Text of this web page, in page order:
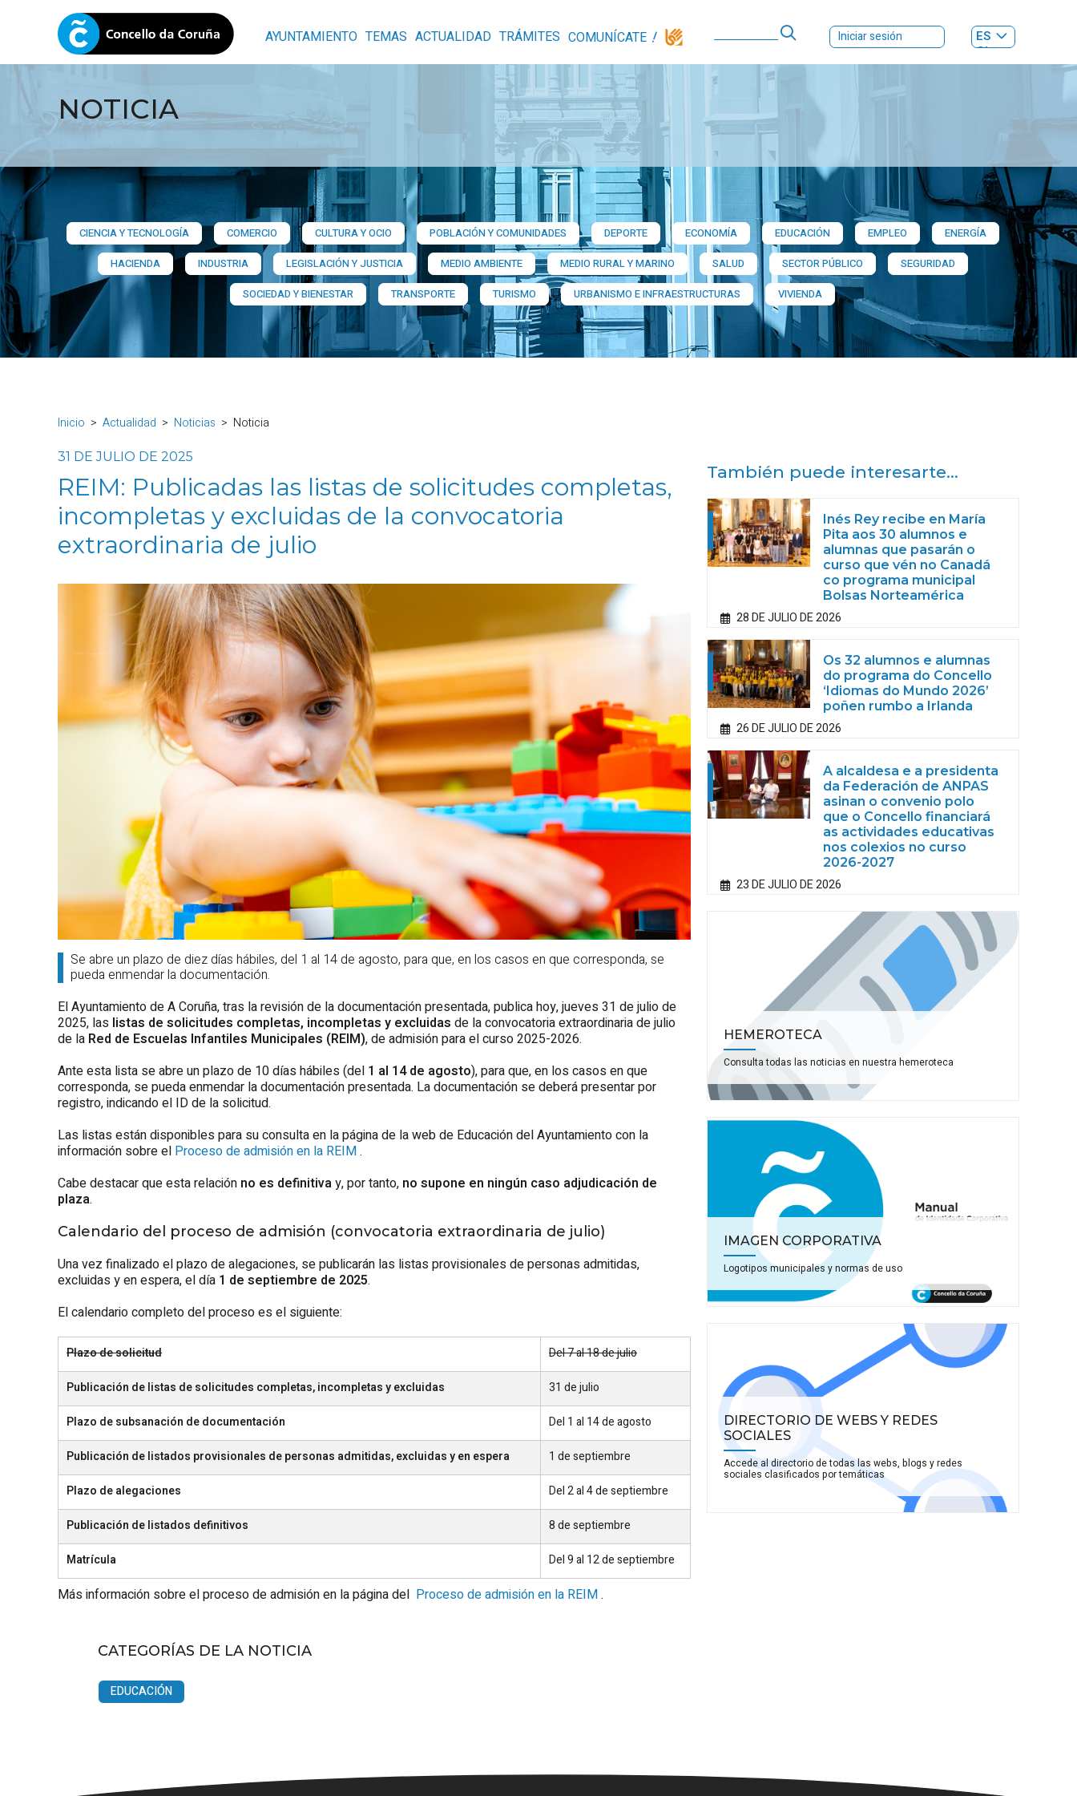
AYUNTAMIENTO TEMAS ACTUALIDAD TRÁMITES COMUNÍCATE Iniciar sesión
ES
GL
NOTICIA
CIENCIA Y TECNOLOGÍA COMERCIO CULTURA Y OCIO POBLACIÓN Y COMUNIDADES DEPORTE ECONOMÍA EDUCACIÓN EMPLEO
ENERGÍA
HACIENDA
INDUSTRIA LEGISLACIÓN Y JUSTICIA MEDIO AMBIENTE MEDIO RURAL Y MARINO SALUD SECTOR PÚBLICO
SEGURIDAD
SOCIEDAD Y BIENESTAR
TRANSPORTE TURISMO URBANISMO E INFRAESTRUCTURAS VIVIENDA
Inicio Actualidad Noticias Noticia
31 DE JULIO DE 2025
REIM: Publicadas las listas de solicitudes completas,
incompletas y excluidas de la convocatoria
extraordinaria de julio
Se abre un plazo de diez días hábiles, del 1 al 14 de agosto, para que, en los casos en que corresponda, se
pueda enmendar la documentación.
El Ayuntamiento de A Coruña, tras la revisión de la documentación presentada, publica hoy, jueves 31 de julio de
2025, las listas de solicitudes completas, incompletas y excluidas de la convocatoria extraordinaria de julio
de la Red de Escuelas Infantiles Municipales (REIM), de admisión para el curso 2025-2026.
Ante esta lista se abre un plazo de 10 días hábiles (del 1 al 14 de agosto), para que, en los casos en que
corresponda, se pueda enmendar la documentación presentada. La documentación se deberá presentar por
registro, indicando el ID de la solicitud.
Las listas están disponibles para su consulta en la página de la web de Educación del Ayuntamiento con la
información sobre el Proceso de admisión en la REIM.
Cabe destacar que esta relación no es definitivay, por tanto, no supone en ningún caso adjudicación de
plaza.
Calendario del proceso de admisión (convocatoria extraordinaria de julio)
Una vez finalizado el plazo de alegaciones, se publicarán las listas provisionales de personas admitidas,
excluidas y en espera, el día 1 de septiembre de 2025.
El calendario completo del proceso es el siguiente:
Plazo de solicitud Del 7 al 18 de julio
Publicación de listas de solicitudes completas, incompletas y excluidas 31 de julio
Plazo de subsanación de documentación Del 1 al 14 de agosto
Publicación de listados provisionales de personas admitidas, excluidas y en espera 1 de septiembre
Plazo de alegaciones Del 2 al 4 de septiembre
Publicación de listados definitivos 8 de septiembre
Matrícula Del 9 al 12 de septiembre
Más información sobre el proceso de admisión en la página del Proceso de admisión en la REIM.
CATEGORÍAS DE LA NOTICIA
EDUCACIÓN
También puede interesarte...
Inés Rey recibe en María
Pita aos 30 alumnos e
alumnas que pasarán o
curso que vén no Canadá
co programa municipal
Bolsas Norteamérica
28 DE JULIO DE 2026
Os 32 alumnos e alumnas
do programa do Concello
‘Idiomas do Mundo 2026’
poñen rumbo a Irlanda
26 DE JULIO DE 2026
A alcaldesa e a presidenta
da Federación de ANPAS
asinan o convenio polo
que o Concello financiará
as actividades educativas
nos colexios no curso
2026-2027
23 DE JULIO DE 2026
HEMEROTECA
Consulta todas las noticias en nuestra hemeroteca
IMAGEN CORPORATIVA
Logotipos municipales y normas de uso
DIRECTORIO DE WEBS Y REDES
SOCIALES
Accede al directorio de todas las webs, blogs y redes
sociales clasificados por temáticas